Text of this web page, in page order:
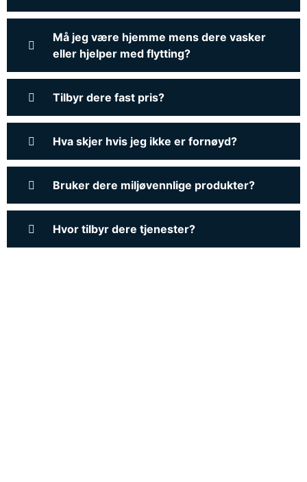
Må jeg være hjemme mens dere vasker
eller hjelper med flytting?
Tilbyr dere fast pris?
Hva skjer hvis jeg ikke er fornøyd?
Bruker dere miljøvennlige produkter?
Hvor tilbyr dere tjenester?